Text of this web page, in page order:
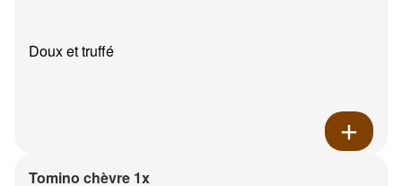
Doux et truffé
Tomino chèvre 1x